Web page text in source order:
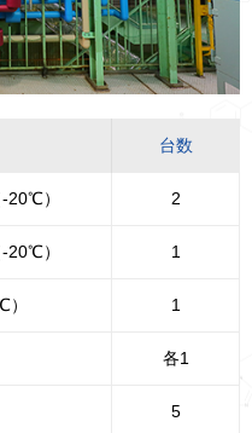
台数
20℃） 2
20℃） 1
1
各1
5